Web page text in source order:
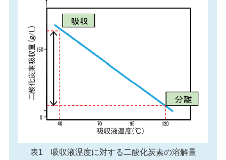
表1 吸収液温度に対する二酸化炭素の溶解量